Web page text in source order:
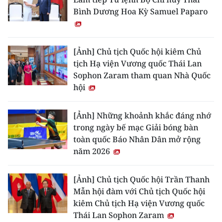
Bình Dương Hoa Kỳ Samuel Paparo
[Ảnh] Chủ tịch Quốc hội kiêm Chủ
tịch Hạ viện Vương quốc Thái Lan
Sophon Zaram tham quan Nhà Quốc
hội
[Ảnh] Những khoảnh khắc đáng nhớ
trong ngày bế mạc Giải bóng bàn
toàn quốc Báo Nhân Dân mở rộng
năm 2026
[Ảnh] Chủ tịch Quốc hội Trần Thanh
Mẫn hội đàm với Chủ tịch Quốc hội
kiêm Chủ tịch Hạ viện Vương quốc
Thái Lan Sophon Zaram